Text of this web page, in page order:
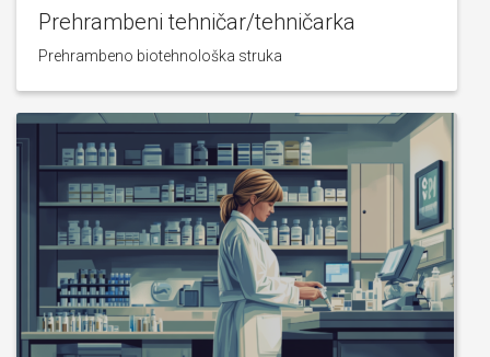
Prehrambeni tehničar/tehničarka
Prehrambeno biotehnološka struka